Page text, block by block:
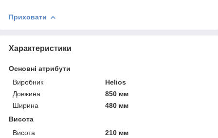
Приховати
Характеристики
Основні атрибути
Виробник
Helios
Довжина
850 мм
Ширина
480 мм
Висота
Висота
210 мм